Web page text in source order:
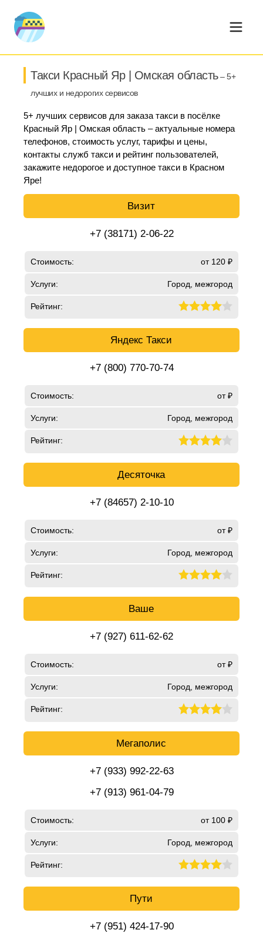
Такси Красный Яр | Омская область– 5+
лучших и недорогих сервисов
5+ лучших сервисов для заказа такси в посёлке
Красный Яр | Омская область – актуальные номера
телефонов, стоимость услуг, тарифы и цены,
контакты служб такси и рейтинг пользователей,
закажите недорогое и доступное такси в Красном
Яре!
Визит
+7 (38171) 2-06-22
Стоимость: от 120 ₽
Услуги: Город, межгород
Рейтинг:
Яндекс Такси
+7 (800) 770-70-74
Стоимость: от ₽
Услуги: Город, межгород
Рейтинг:
Десяточка
+7 (84657) 2-10-10
Стоимость: от ₽
Услуги: Город, межгород
Рейтинг:
Ваше
+7 (927) 611-62-62
Стоимость: от ₽
Услуги: Город, межгород
Рейтинг:
Мегаполис
+7 (933) 992-22-63
+7 (913) 961-04-79
Стоимость: от 100 ₽
Услуги: Город, межгород
Рейтинг:
Пути
+7 (951) 424-17-90